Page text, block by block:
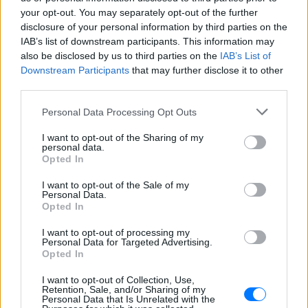
your opt-out. You may separately opt-out of the further
disclosure of your personal information by third parties on the
IAB’s list of downstream participants. This information may
also be disclosed by us to third parties on the IAB’s List of
Downstream Participants that may further disclose it to other
Personal Data Processing Opt Outs
I want to opt-out of the Sharing of my
personal data.
Opted In
I want to opt-out of the Sale of my
Personal Data.
Opted In
I want to opt-out of processing my
Personal Data for Targeted Advertising.
Opted In
I want to opt-out of Collection, Use,
Retention, Sale, and/or Sharing of my
Personal Data that Is Unrelated with the
ΣΤΗΝ ΙΔΙΑ ΚΑΤΗΓΟΡΙΑ
Ουκρανία: Βίντεο σοκ με
«busification»
ΧΤΕΣ